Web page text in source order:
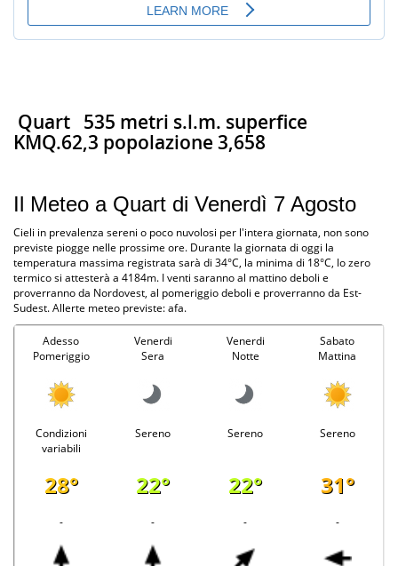
Quart 535 metri s.l.m. superfice
KMQ.62,3 popolazione 3,658
Il Meteo a Quart di Venerdì 7 Agosto
Cieli in prevalenza sereni o poco nuvolosi per l'intera giornata, non sono
previste piogge nelle prossime ore. Durante la giornata di oggi la
temperatura massima registrata sarà di 34°C, la minima di 18°C, lo zero
termico si attesterà a 4184m. I venti saranno al mattino deboli e
proverranno da Nordovest, al pomeriggio deboli e proverranno da Est-
Sudest. Allerte meteo previste: afa.
Adesso
Pomeriggio
Venerdi
Sera
Venerdi
Notte
Sabato
Mattina
Condizioni
variabili
Sereno Sereno Sereno
28° 22° 22° 31°
- - - -